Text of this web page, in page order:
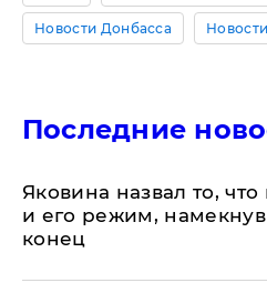
Новости Донбасса
Последние
Яковина назвал то,
и его режим,
конец